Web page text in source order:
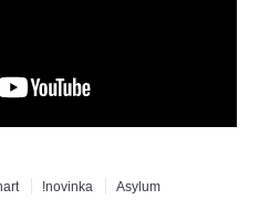
!novinka Asylum